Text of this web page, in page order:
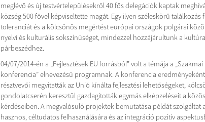
meglévő és új testvértelepülésekről 40 fős delegációk kaptak
község 500 fővel képviseltette magát. Egy ilyen széleskörű találkozás
toleranciát és a kölcsönös megértést európai országok polgárai
nyelvi és kulturális sokszínűséget, mindezzel hozzájárultunk a
párbeszédhez.
04/07/2014-én a „Fejlesztések EU forrásból” volt a témája a „Szakmai
konferencia” elnevezésű programnak. A konferencia
résztvevői megvitatták az Unió kínálta fejlesztési lehetőségeket,
gondolatcserén keresztül gazdagították egymás elképzeléseit a
kérdéseiben. A megvalósuló projektek bemutatása példát szolgáltat
hasznos, céltudatos felhasználására és az integráció pozitív